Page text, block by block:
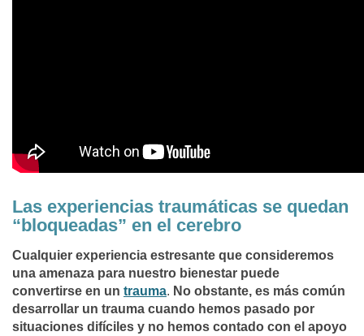
Las experiencias traumáticas se quedan
“bloqueadas” en el cerebro
Cualquier experiencia estresante que consideremos
una amenaza para nuestro bienestar puede
convertirse en un trauma. No obstante, es más común
desarrollar un trauma cuando hemos pasado por
situaciones difíciles y no hemos contado con el apoyo